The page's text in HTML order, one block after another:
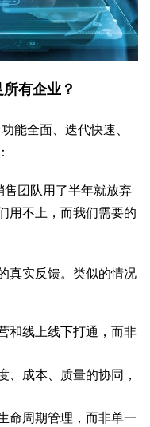
有企业？
能全面、迭代快速、
售团队用了半年就放弃
用不上，而我们需要的
真实反馈。类似的情况
和线上线下打通，而非
、成本、质量的协同，
命周期管理，而非单一